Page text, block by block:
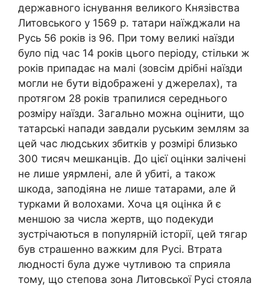
державного існування великого Князівства
Литовського у 1569 р. татари наїжджали на
Русь 56 років із 96. При тому великі наїзди
було під час 14 років цього періоду, стільки ж
років припадає на малі (зовсім дрібні наїзди
могли не бути відображені у джерелах), та
протягом 28 років трапилися середнього
розміру наїзди. Загально можна оцінити, що
татарські напади завдали руським землям за
цей час людських збитків у розмірі близько
300 тисяч мешканців. До цієї оцінки залічені
не лише уярмлені, але й убиті, а також
шкода, заподіяна не лише татарами, але й
турками й волохами. Хоча ця оцінка й є
меншою за числа жертв, що подекуди
зустрічаються в популярній історії, цей тягар
був страшенно важким для Русі. Втрата
людності була дуже чутливою та сприяла
тому, що степова зона Литовської Русі стояла